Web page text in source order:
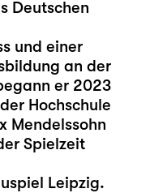
Deutschen
und einer
an der
er 2023
Hochschule
Mendelssohn
Spielzeit
Leipzig.